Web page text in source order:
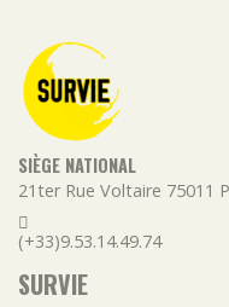
SIÈGE NATIONAL
21ter Rue Voltaire 75011
(+33)9.53.14.49.74
SURVIE